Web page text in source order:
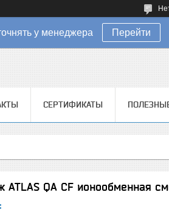
у менеджера Перейти
СЕРТИФИКАТЫ
ATLAS QA CF ионообменная